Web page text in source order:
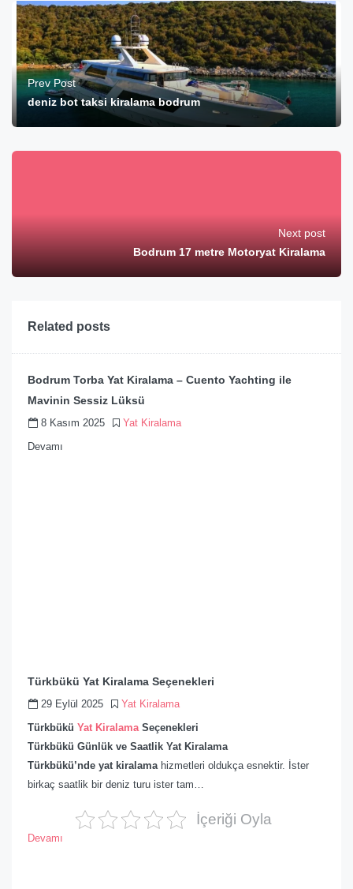
Prev Post
deniz bot taksi kiralama bodrum
Next post
Bodrum 17 metre Motoryat Kiralama
Related posts
Bodrum Torba Yat Kiralama – Cuento Yachting ile
Mavinin Sessiz Lüksü
8 Kasım 2025
Yat Kiralama
Devamı
Türkbükü Yat Kiralama Seçenekleri
29 Eylül 2025
Yat Kiralama
Türkbükü Yat KiralamaSeçenekleri
Türkbükü Günlük ve Saatlik Yat Kiralama
Türkbükü’nde yat kiralamahizmetleri oldukça esnektir. İster
birkaç saatlik bir deniz turu ister tam…
İçeriği Oyla
Devamı